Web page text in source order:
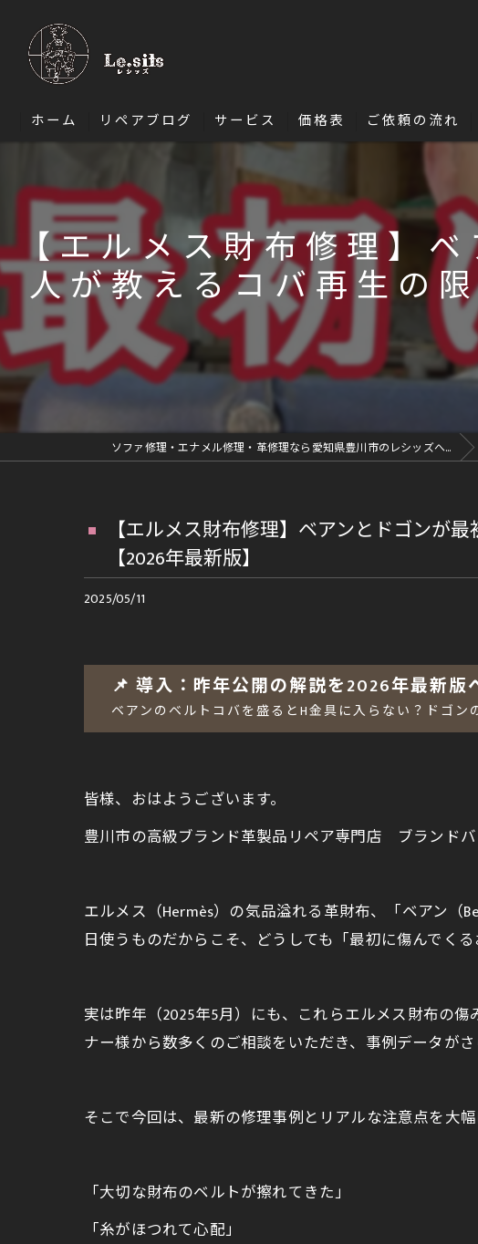
ホーム リペアブログ サービス
ソファ修理
椅子・ダイニングチェア修理
エナメル修理
バッグ修理
財布修理
靴修理
革ジャン修理
車内装部品修理
再メッキ等金具修理
価格表 ご依頼の流れ
【エルメス財布修理】
人が教えるコバ再生の
ソファ修理・エナメル修理・革修理なら愛知県豊川市のレシッズへ｜全国対応
【エルメス財布修理】ベアンとドゴンが
【2026年最新版】
2025/05/11
📌 導入：昨年公開の解説を2026年最新版
ベアンのベルトコバを盛るとH金具に入らない？ドゴ
皆様、おはようございます。
豊川市の高級ブランド革製品リペア専門店 ブランドバ
エルメス（Hermès）の気品溢れる革財布、「ベアン
日使うものだからこそ、どうしても「最初に傷んでく
実は昨年（2025年5月）にも、これらエルメス財布の
ナー様から数多くのご相談をいただき、事例データがさ
そこで今回は、最新の修理事例とリアルな注意点を大
「大切な財布のベルトが擦れてきた」
「糸がほつれて心配」